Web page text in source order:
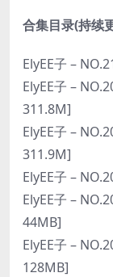
合集目录(持续
ElyEE子 –
ElyEE子 –
311.8M]
ElyEE子 –
311.9M]
ElyEE子 –
ElyEE子 –
44MB]
ElyEE子 –
128MB]